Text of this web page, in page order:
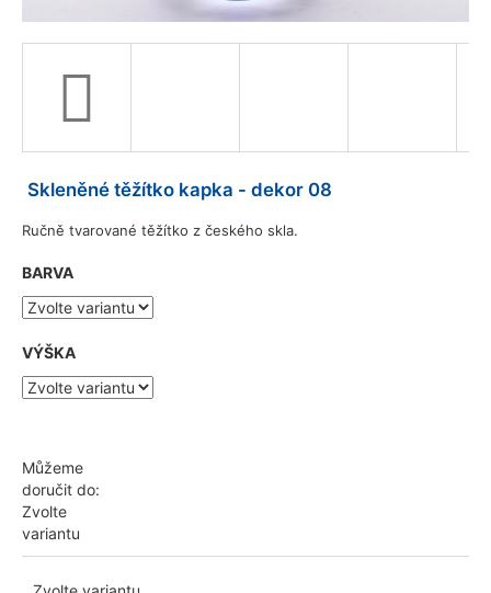
Skleněné těžítko kapka - dekor 08
Ručně tvarované těžítko z českého skla.
BARVA
VÝŠKA
Můžeme
doručit do:
Zvolte
variantu
a
j
o
p
o
u
č
u
j
e
m